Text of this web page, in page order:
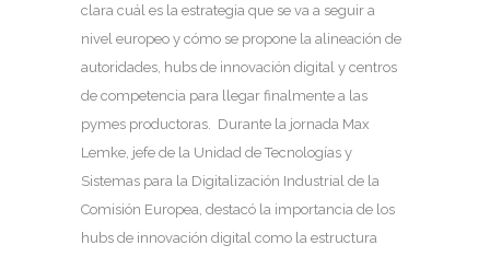
clara cuál es la estrategia que se va a seguir a
nivel europeo y cómo se propone la alineación de
autoridades, hubs de innovación digital y centros
de competencia para llegar finalmente a las
pymes productoras. Durante la jornada Max
Lemke, jefe de la Unidad de Tecnologías y
Sistemas para la Digitalización Industrial de la
Comisión Europea, destacó la importancia de los
hubs de innovación digital como la estructura